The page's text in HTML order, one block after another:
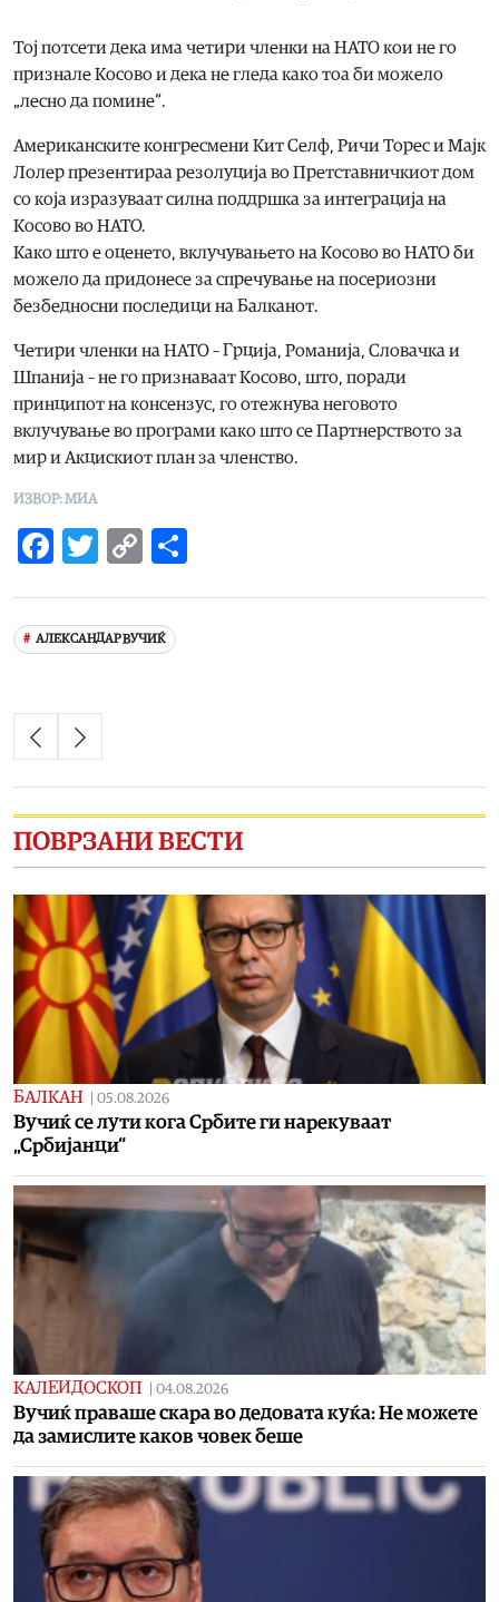
Тој потсети дека има четири членки на НАТО кои не го
признале Косово и дека не гледа како тоа би можело
„лесно да помине“.
Американските конгресмени Кит Селф, Ричи Торес и Мајк
Лолер презентираа резолуција во Претставничкиот дом
со која изразуваат силна поддршка за интеграција на
Косово во НАТО.
Како што е оценето, вклучувањето на Косово во НАТО би
можело да придонесе за спречување на посериозни
безбедносни последици на Балканот.
Четири членки на НАТО – Грција, Романија, Словачка и
Шпанија – не го признаваат Косово, што, поради
принципот на консензус, го отежнува неговото
вклучување во програми како што се Партнерството за
мир и Акцискиот план за членство.
ИЗВОР: МИА
Facebook
Twitter
Copy
АЛЕКСАНДАР ВУЧИЌ
ПОВРЗАНИ ВЕСТИ
БАЛКАН 05.08.2026
Вучиќ се лути кога Србите ги нарекуваат
„Србијанци“
КАЛЕИДОСКОП 04.08.2026
Вучиќ праваше скара во дедовата куќа: Не можете
да замислите каков човек беше